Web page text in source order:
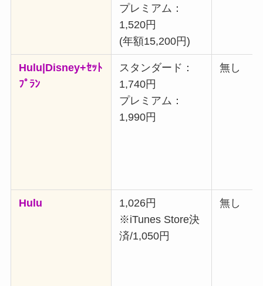
プレミアム：
1,520円
(年額15,200円)
Hulu|Disney+ｾｯﾄ
ﾌﾟﾗﾝ
スタンダード：
1,740円
プレミアム：
1,990円
無し
Hulu
1,026円
※iTunes Store決
済/1,050円
無し